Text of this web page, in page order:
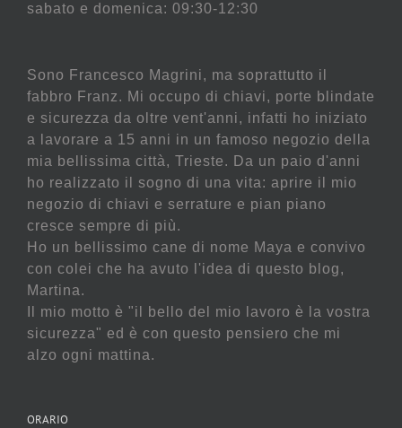
sabato e domenica: 09:30-12:30
Sono Francesco Magrini, ma soprattutto il
fabbro Franz. Mi occupo di chiavi, porte blindate
e sicurezza da oltre vent'anni, infatti ho iniziato
a lavorare a 15 anni in un famoso negozio della
mia bellissima città, Trieste. Da un paio d'anni
ho realizzato il sogno di una vita: aprire il mio
negozio di chiavi e serrature e pian piano
cresce sempre di più.
Ho un bellissimo cane di nome Maya e convivo
con colei che ha avuto l'idea di questo blog,
Martina.
Il mio motto è "il bello del mio lavoro è la vostra
sicurezza" ed è con questo pensiero che mi
alzo ogni mattina.
ORARIO